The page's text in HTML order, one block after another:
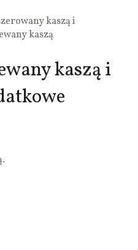
kaszą i
kaszą
kaszą i